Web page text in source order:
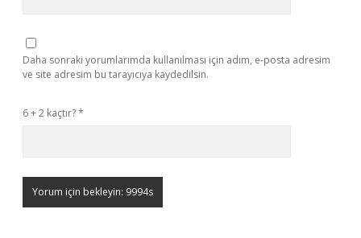
Daha sonraki yorumlarımda kullanılması için adım, e-posta adresim
ve site adresim bu tarayıcıya kaydedilsin.
6 + 2 kaçtır?*